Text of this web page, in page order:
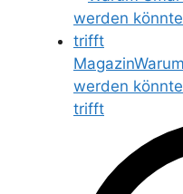
Magazin
werden
trifft